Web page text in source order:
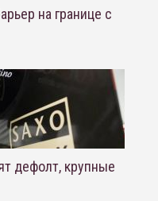
на границе с
дефолт, крупные